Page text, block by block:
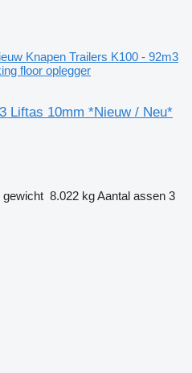
Knapen Trailers K100 - 92m3
floor oplegger
Liftas 10mm *Nieuw / Neu*
gewicht 8.022 kgAantal assen 3